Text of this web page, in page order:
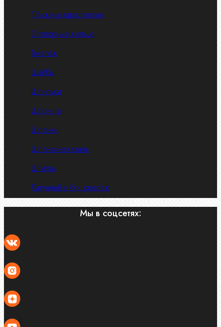
Пружины тарельчатые
Стопорные кольца
Такелаж
Шайбы
Шпильки
Шплинты
Шпонки
Шпоночная сталь
Штифты
Латунный и бр. крепеж
Мы в соцсетях: